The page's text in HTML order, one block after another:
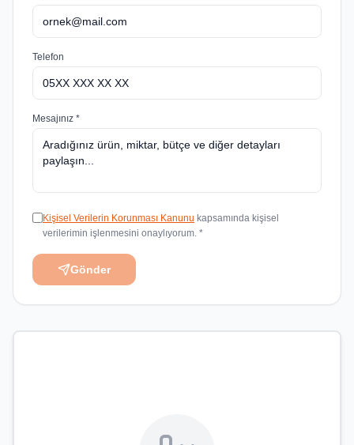
Telefon
Mesajınız *
Kişisel Verilerin Korunması Kanunu kapsamında kişisel
verilerimin işlenmesini onaylıyorum. *
Gönder